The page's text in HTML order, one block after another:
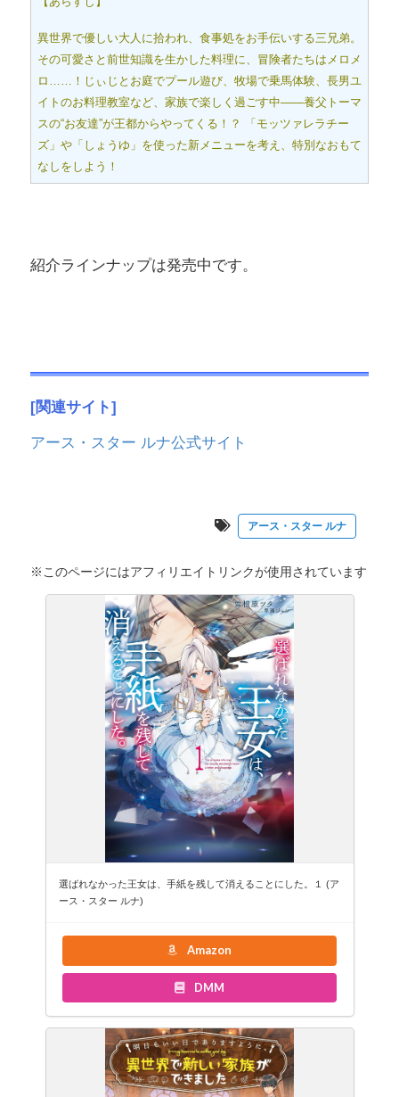
異世界で優しい大人に拾われ、食事処をお手伝いする三兄弟。
その可愛さと前世知識を生かした料理に、冒険者たちはメロメ
ロ……！じぃじとお庭でプール遊び、牧場で乗馬体験、長男ユ
イトのお料理教室など、家族で楽しく過ごす中――養父トーマ
スの“お友達”が王都からやってくる！？ 「モッツァレラチー
ズ」や「しょうゆ」を使った新メニューを考え、特別なおもて
なしをしよう！
紹介ラインナップは発売中です。
[関連サイト]
アース・スター ルナ公式サイト
アース・スター ルナ
※このページにはアフィリエイトリンクが使用されています
選ばれなかった王女は、手紙を残して消えることにした。１ (ア
ース・スター ルナ)
Amazon
DMM